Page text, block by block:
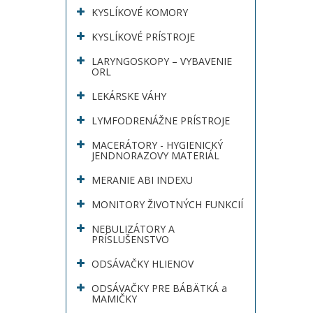
KYSLÍKOVÉ KOMORY
KYSLÍKOVÉ PRÍSTROJE
LARYNGOSKOPY – VYBAVENIE
ORL
LEKÁRSKE VÁHY
LYMFODRENÁŽNE PRÍSTROJE
MACERÁTORY - HYGIENICKÝ
JENDNORAZOVY MATERIÁL
MERANIE ABI INDEXU
MONITORY ŽIVOTNÝCH FUNKCIÍ
NEBULIZÁTORY A
PRÍSLUŠENSTVO
ODSÁVAČKY HLIENOV
ODSÁVAČKY PRE BÁBÄTKÁ a
MAMIČKY